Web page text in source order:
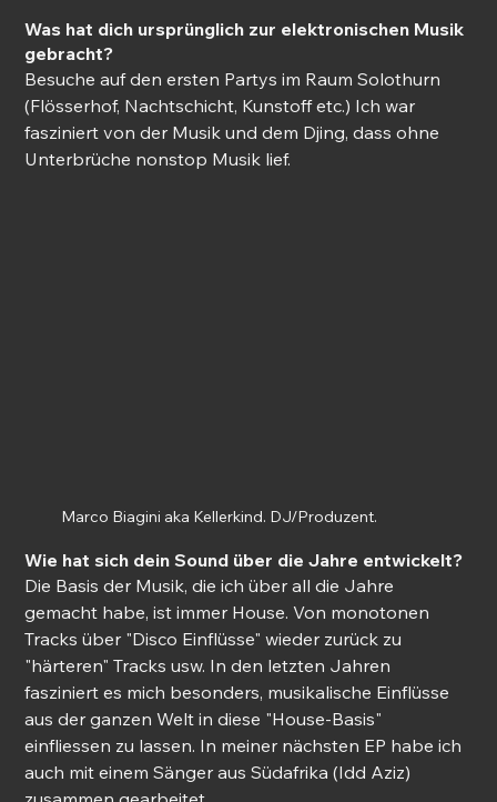
Was hat dich ursprünglich zur elektronischen Musik
gebracht?
Besuche auf den ersten Partys im Raum Solothurn
(Flösserhof, Nachtschicht, Kunstoff etc.) Ich war
fasziniert von der Musik und dem Djing, dass ohne
Unterbrüche nonstop Musik lief.
Marco Biagini aka Kellerkind. DJ/Produzent.
Wie hat sich dein Sound über die Jahre entwickelt?
Die Basis der Musik, die ich über all die Jahre
gemacht habe, ist immer House. Von monotonen
Tracks über "Disco Einflüsse" wieder zurück zu
"härteren" Tracks usw. In den letzten Jahren
fasziniert es mich besonders, musikalische Einflüsse
aus der ganzen Welt in diese "House-Basis"
einfliessen zu lassen. In meiner nächsten EP habe ich
auch mit einem Sänger aus Südafrika (Idd Aziz)